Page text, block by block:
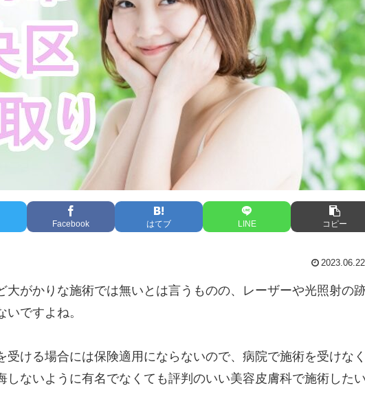
Facebook はてブ LINE コピー
2023.06.22
大がかりな施術では無いとは言うものの、レーザーや光照射の
ですよね。
受ける場合には保険適用にならないので、病院で施術を受けな
しないように有名でなくても評判のいい美容皮膚科で施術したい